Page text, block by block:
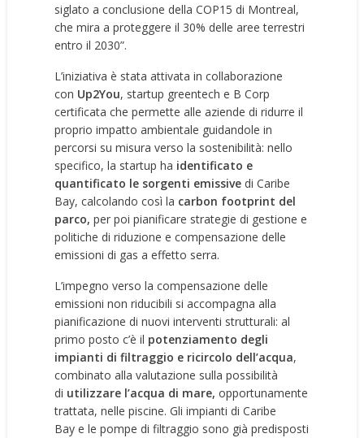
siglato a conclusione della COP15 di Montreal,
che mira a proteggere il 30% delle aree terrestri
entro il 2030”.
L’iniziativa è stata attivata in collaborazione
con Up2You, startup greentech e B Corp
certificata che permette alle aziende di ridurre il
proprio impatto ambientale guidandole in
percorsi su misura verso la sostenibilità: nello
specifico, la startup ha identificato e
quantificato le sorgenti emissive diCaribe
Bay, calcolando così la carbon footprint del
parco, per poi pianificare strategie di gestione e
politiche di riduzione e compensazione delle
emissioni di gas a effetto serra.
L’impegno verso la compensazione delle
emissioni non riducibili si accompagna alla
pianificazione di nuovi interventi strutturali: al
primo posto c’è il potenziamento degli
impianti di filtraggio e ricircolo dell’acqua,
combinato alla valutazione sulla possibilità
di utilizzare l’acqua di mare, opportunamente
trattata, nelle piscine. Gli impianti diCaribe
Bay e le pompe di filtraggio sono già predisposti